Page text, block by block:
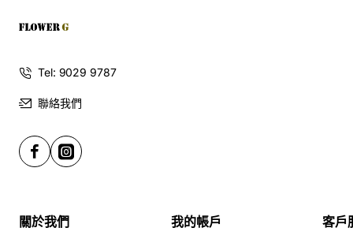
紅妃：花深紅色，葉直立，枝多，容易栽培。
紅簪：花粉色，花瓣渾圓，玫瑰形，花徑12厘米。植株緊湊
Tel: 9029 9787
聯絡我們
關於我們 我的帳戶 客戶